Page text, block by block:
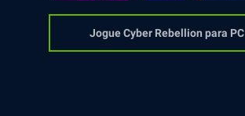
Jogue Cyber Rebellion para PC